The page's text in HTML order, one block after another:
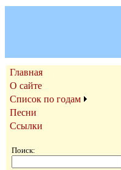
Главная
О сайте
Список по годам
Песни
Ссылки
Поиск: